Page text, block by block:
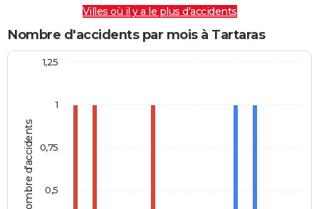
Villes où il y a le plus d'accidents
Nombre d'accidents par mois à Tartaras
Nombre d'accidents
1
0,5
0,75
1,25